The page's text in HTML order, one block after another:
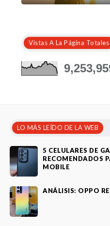
Vistas A La Página Totales
LO MÁS LEÍDO DE LA WEB
5 CELULARES DE
RECOMENDADOS
MOBILE
ANÁLISIS: OPPO